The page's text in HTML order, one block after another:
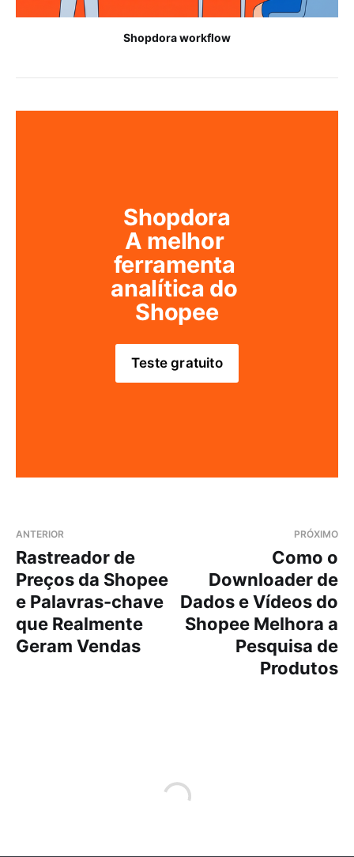
Shopdora workflow
Shopdora
A melhor
ferramenta
analítica do
Shopee
Teste gratuito
ANTERIOR
Rastreador de
Preços da Shopee
e Palavras-chave
que Realmente
Geram Vendas
PRÓXIMO
Como o
Downloader de
Dados e Vídeos do
Shopee Melhora a
Pesquisa de
Produtos